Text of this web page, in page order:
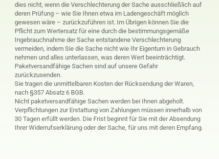
dies nicht, wenn die Verschlechterung der Sache ausschließlich auf
deren Prüfung – wie Sie Ihnen etwa im Ladengeschäft möglich
gewesen wäre – zurückzuführen ist. Im Übrigen können Sie die
Pflicht zum Wertersatz für eine durch die bestimmungsgemäße
Ingebrauchnahme der Sache entstandene Verschlechterung
vermeiden, indem Sie die Sache nicht wie Ihr Eigentum in Gebrauch
nehmen und alles unterlassen, was deren Wert beeinträchtigt.
Paketversandfähige Sachen sind auf unsere Gefahr
zurückzusenden.
Sie tragen die unmittelbaren Kosten der Rücksendung der Waren,
nach §357 Absatz 6 BGB.
Nicht paketversandfähige Sachen werden bei Ihnen abgeholt.
Verpflichtungen zur Erstattung von Zahlungen müssen innerhalb von
30 Tagen erfüllt werden. Die Frist beginnt für Sie mit der Absendung
Ihrer Widerrufserklärung oder der Sache, für uns mit deren Empfang.